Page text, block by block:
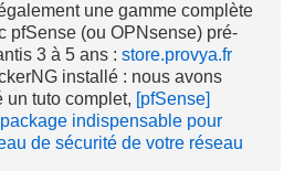
une gamme complète
pfSense (ou OPNsense) pré-
3 à 5 ans :store.provya.fr
installé : nous avons
un tuto complet, [pfSense]
indispensable pour
de sécurité de votre réseau